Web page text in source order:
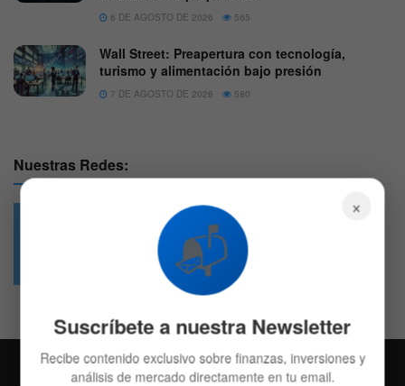
6 DE AGOSTO DE 2026 565
Wall Street: Preapertura con tecnología,
turismo y alimentación bajo presión
7 DE AGOSTO DE 2026 580
Nuestras Redes:
4.7k
Followers
×
📬
Suscríbete a nuestra Newsletter
Recibe contenido exclusivo sobre finanzas, inversiones y
análisis de mercado directamente en tu email.